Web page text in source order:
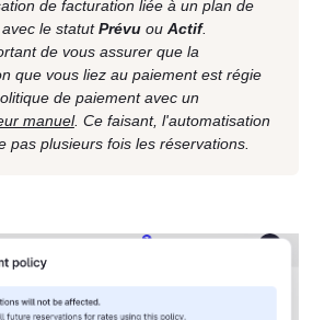
de facturation liée à un plan de
le statutPrévuou Actif.
de vous assurer que la
que vous liez au paiement est régie
de paiement avec un
manuel. Ce faisant, l'automatisation
pas plusieurs fois les réservations.